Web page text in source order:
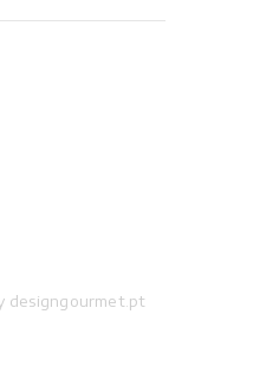
designgourmet.pt